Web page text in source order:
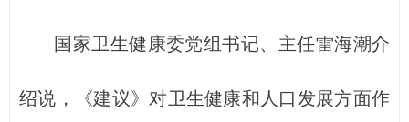
国家卫生健康委党组书记、主任雷海潮介
绍说，《建议》对卫生健康和人口发展方面作